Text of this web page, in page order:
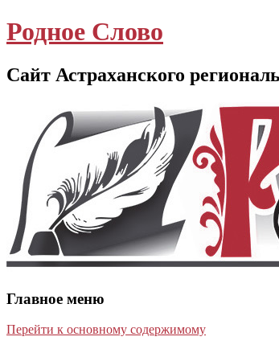
Родное Слово
Сайт Астраханского
Главное меню
Перейти к основному содержимому